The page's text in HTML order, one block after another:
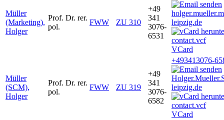
Müller
(Marketing),
Holger
Prof. Dr. rer.
pol.
FWW ZU 310
+49
341
3076-
6531
leipzig.de
VCard
Müller
(SCM),
Holger
Prof. Dr. rer.
pol.
FWW ZU 319
+49
341
3076-
6582
+493413076-
leipzig.de
VCard